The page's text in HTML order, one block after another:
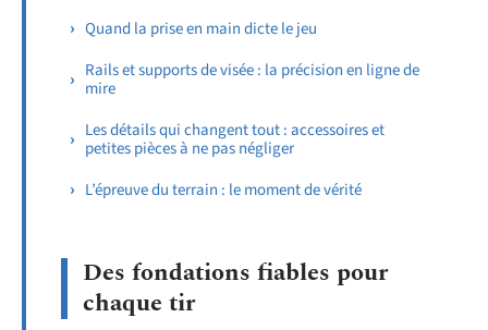
Quand la prise en main dicte le jeu
Rails et supports de visée : la précision en ligne de
mire
Les détails qui changent tout : accessoires et
petites pièces à ne pas négliger
L’épreuve du terrain : le moment de vérité
Des fondations fiables pour
chaque tir